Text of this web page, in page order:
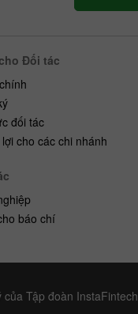
Đối tác
đối tác
cho các chi nhánh
báo chí
Tập đoàn InstaFintech